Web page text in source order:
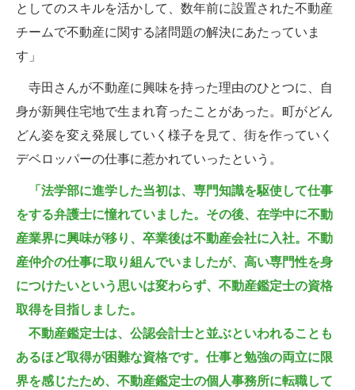
としてのスキルを活かして、数年前に設置された不動産
チームで不動産に関する諸問題の解決にあたっていま
す」
寺田さんが不動産に興味を持った理由のひとつに、自
身が新興住宅地で生まれ育ったことがあった。町がどん
どん姿を変え発展していく様子を見て、街を作っていく
デベロッパーの仕事に惹かれていったという。
「法学部に進学した当初は、専門知識を駆使して仕事
をする弁護士に憧れていました。その後、在学中に不動
産業界に興味が移り、卒業後は不動産会社に入社。不動
産仲介の仕事に取り組んでいましたが、高い専門性を身
につけたいという思いは変わらず、不動産鑑定士の資格
取得を目指しました。
不動産鑑定士は、公認会計士と並ぶといわれることも
あるほど取得が困難な資格です。仕事と勉強の両立に限
界を感じたため、不動産鑑定士の個人事務所に転職して